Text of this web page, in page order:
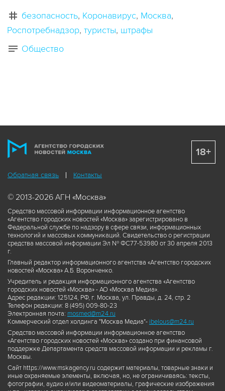
безопасность Коронавирус Москва
Роспотребнадзор туристы штрафы
Общество
Обратная связь Контакты
© 2013-2026 АГН «Москва»
Средство массовой информации информационное агентство
«Агентство городских новостей «Москва» зарегистрировано в
Федеральной службе по надзору в сфере связи, информационных
технологий и массовых коммуникаций. Свидетельство о регистрации
средства массовой информации Эл № ФС77-53980 от 30 апреля 2013
г.
Главный редактор информационного агентства «Агентство городских
новостей «Москва» А.Б. Воронченко.
Учредитель и редакция информационного агентства «Агентство
городских новостей «Москва» - АО «Москва Медиа».
Адрес редакции: 125124, РФ, г. Москва, ул. Правды, д. 24, стр. 2
Телефон редакции: 8 (495) 009-80-23
Электронная почта: mosmed@m24.ru
Коммерческий отдел холдинга "Москва Медиа"- ibelous@m24.ru
Средство массовой информации информационное агентство
«Агентство городских новостей «Москва» создано при финансовой
поддержке Департамента средств массовой информации и рекламы г.
Москвы.
Сайт https://www.mskagency.ru содержит материалы, товарные знаки и
иные охраняемые элементы, включая, но, не ограничиваясь: тексты,
фотографии, аудио и/или видеоматериалы, графические изображения
18+